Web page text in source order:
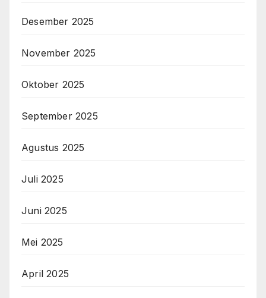
Desember 2025
November 2025
Oktober 2025
September 2025
Agustus 2025
Juli 2025
Juni 2025
Mei 2025
April 2025